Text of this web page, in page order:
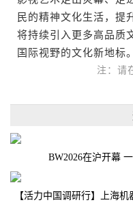
民的精神文化生活，提
将持续引入更多高品质
国际视野的文化新地标
注：请
BW2026在沪开幕
【活力中国调研行】上海